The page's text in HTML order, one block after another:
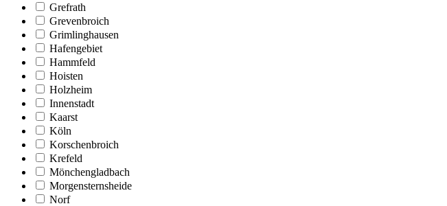
Grefrath
Grevenbroich
Grimlinghausen
Hafengebiet
Hammfeld
Hoisten
Holzheim
Innenstadt
Kaarst
Köln
Korschenbroich
Krefeld
Mönchengladbach
Morgensternsheide
Norf